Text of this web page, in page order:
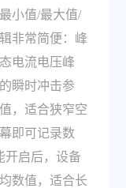
小值/最大值/
非常简便：峰
电流电压峰
瞬时冲击参
，适合狭窄空
即可记录数
开启后，设备
数值，适合长